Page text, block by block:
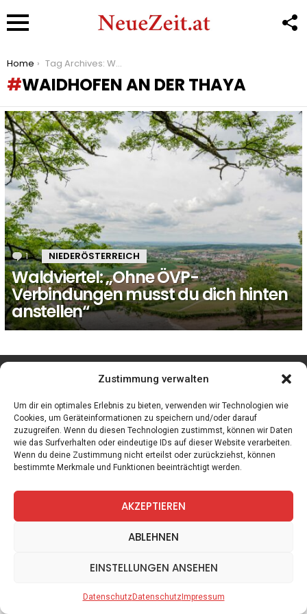
Zustimmung verwalten
Um dir ein optimales Erlebnis zu bieten, verwenden wir Technologien wie
Cookies, um Geräteinformationen zu speichern und/oder darauf
zuzugreifen. Wenn du diesen Technologien zustimmst, können wir Daten
wie das Surfverhalten oder eindeutige IDs auf dieser Website verarbeiten.
Wenn du deine Zustimmung nicht erteilst oder zurückziehst, können
bestimmte Merkmale und Funktionen beeinträchtigt werden.
AKZEPTIEREN
ABLEHNEN
EINSTELLUNGEN ANSEHEN
DatenschutzDatenschutzImpressum
You are here:
Home Tag Archives: Waidhofen an der Thaya
WAIDHOFEN AN DER THAYA
LATEST
STORIES
1 Kommentar
NIEDERÖSTERREICH
Waldviertel: „Ohne ÖVP-
Verbindungen musst du dich hinten
anstellen“
facebook instagram
Spiele Zitate Kontakt Datenschutz Impressum